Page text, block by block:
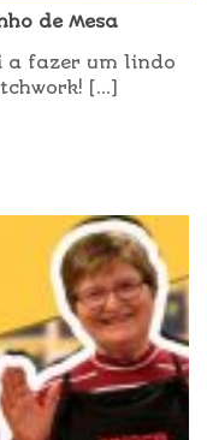
de Mesa
a fazer um lindo
[...]